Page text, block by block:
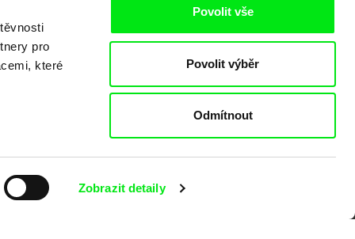
pro
které
Zobrazit detaily
Povolit vše
Povolit výběr
Odmítnout